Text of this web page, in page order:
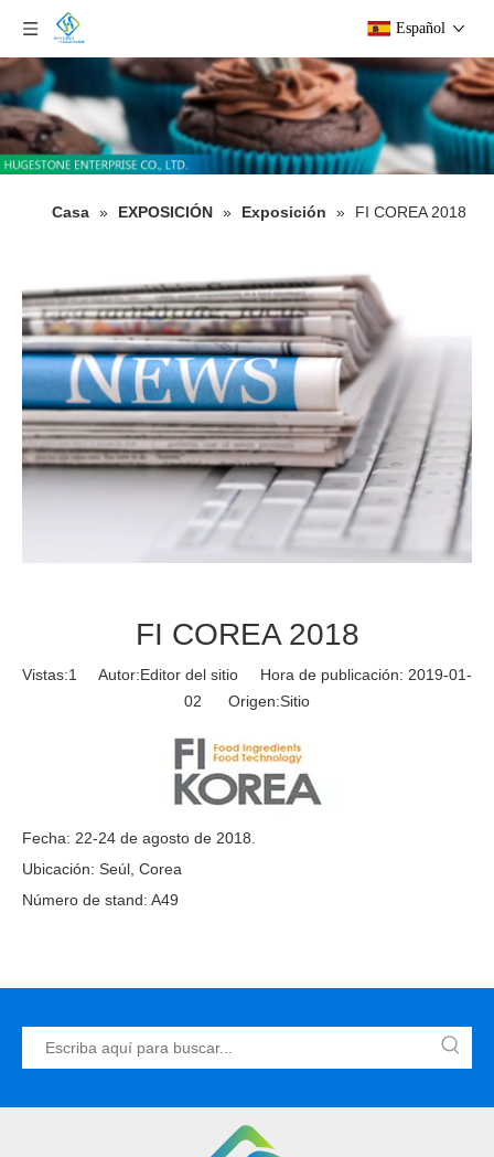
Español
Casa » EXPOSICIÓN » Exposición » FI COREA 2018
FI COREA 2018
Vistas:1 Autor:Editor del sitio Hora de publicación: 2019-01-
02 Origen:Sitio
Fecha: 22-24 de agosto de 2018.
Ubicación: Seúl, Corea
Número de stand: A49